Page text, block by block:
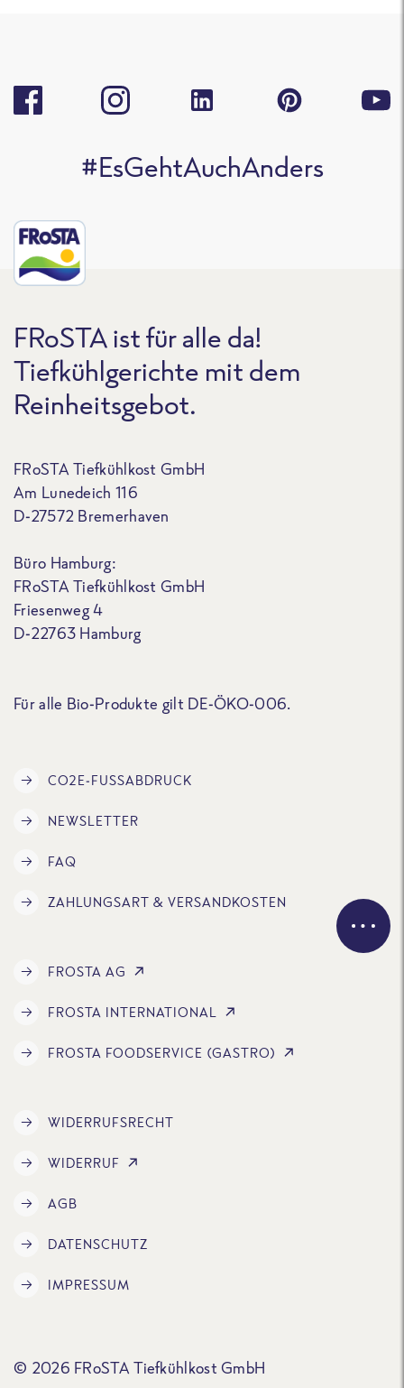
#EsGehtAuchAnders
FRoSTA ist für alle da!
Tiefkühlgerichte mit dem
Reinheitsgebot.
FRoSTA Tiefkühlkost GmbH
Am Lunedeich 116
D-27572 Bremerhaven
Büro Hamburg:
FRoSTA Tiefkühlkost GmbH
Friesenweg 4
D-22763 Hamburg
Für alle Bio-Produkte gilt DE-ÖKO-006.
CO2E-FUSSABDRUCK
NEWSLETTER
FAQ
ZAHLUNGSART & VERSANDKOSTEN
FROSTA AG
FROSTA INTERNATIONAL
FROSTA FOODSERVICE (GASTRO)
WIDERRUFSRECHT
WIDERRUF
AGB
DATENSCHUTZ
IMPRESSUM
© 2026 FRoSTA Tiefkühlkost GmbH